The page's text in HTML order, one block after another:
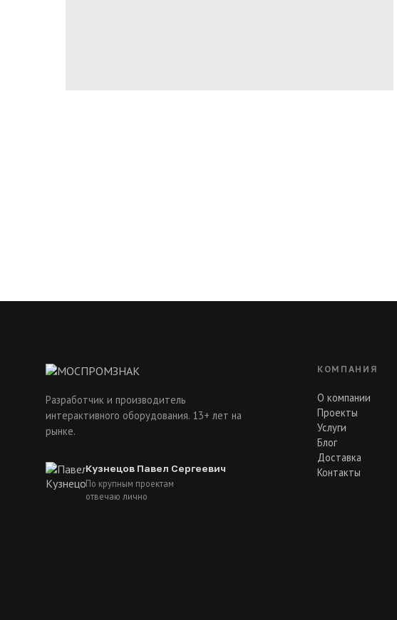
Разработчик и производитель
интерактивного оборудования. 13+ лет на
рынке.
Кузнецов Павел Сергеевич
По крупным проектам
отвечаю лично
КОМПАНИЯ
О компании
Проекты
Услуги
Блог
Доставка
Контакты